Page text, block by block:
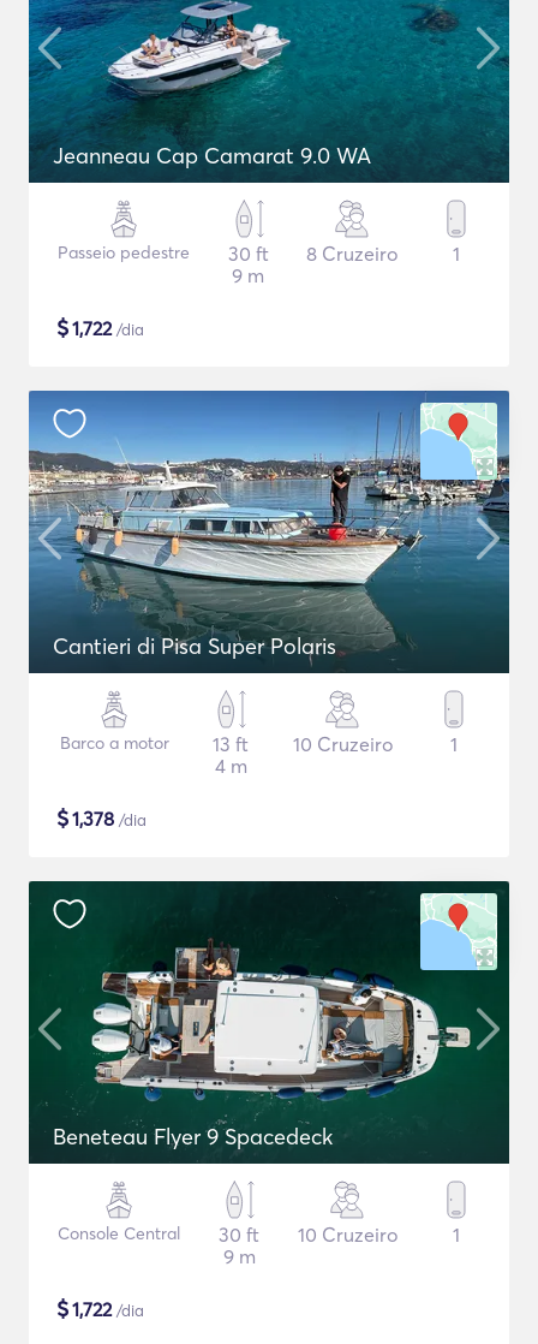
Jeanneau Cap Camarat 9.0 WA
Passeio pedestre
30 ft
9 m
8 Cruzeiro 1
$1,722/dia
Cantieri di Pisa Super Polaris
Barco a motor
13 ft
4 m
10 Cruzeiro 1
$1,378 /dia
Beneteau Flyer 9 Spacedeck
Console Central
30 ft
9 m
10 Cruzeiro 1
$1,722/dia